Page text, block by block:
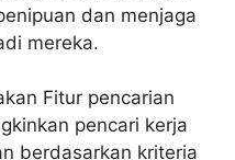
dan menjaga
mereka.
Fitur pencarian
pencari kerja
berdasarkan kriteria